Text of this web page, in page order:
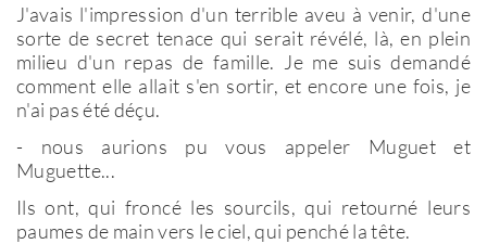
J'avais l'impression d'un terrible aveu à venir, d'une
sorte de secret tenace qui serait révélé, là, en plein
milieu d'un repas de famille. Je me suis demandé
comment elle allait s'en sortir, et encore une fois, je
n'ai pas été déçu.
- nous aurions pu vous appeler Muguet et
Muguette...
Ils ont, qui froncé les sourcils, qui retourné leurs
paumes de main vers le ciel, qui penché la tête.